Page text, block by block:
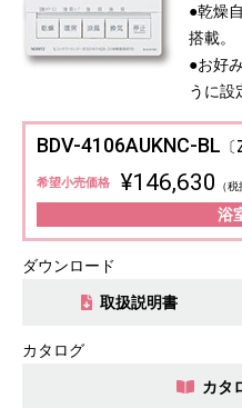
●乾燥
搭載。
●お好
うに設
BDV-4106AUKNC-BL
希望小売価格 ¥146,630 （
浴
ダウンロード
取扱説明書
カタログ
カタ